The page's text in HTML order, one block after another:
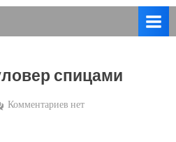
т
о
в
спицами,
крючком,
вязаные
модели
с
спицами
Комментариевкнет